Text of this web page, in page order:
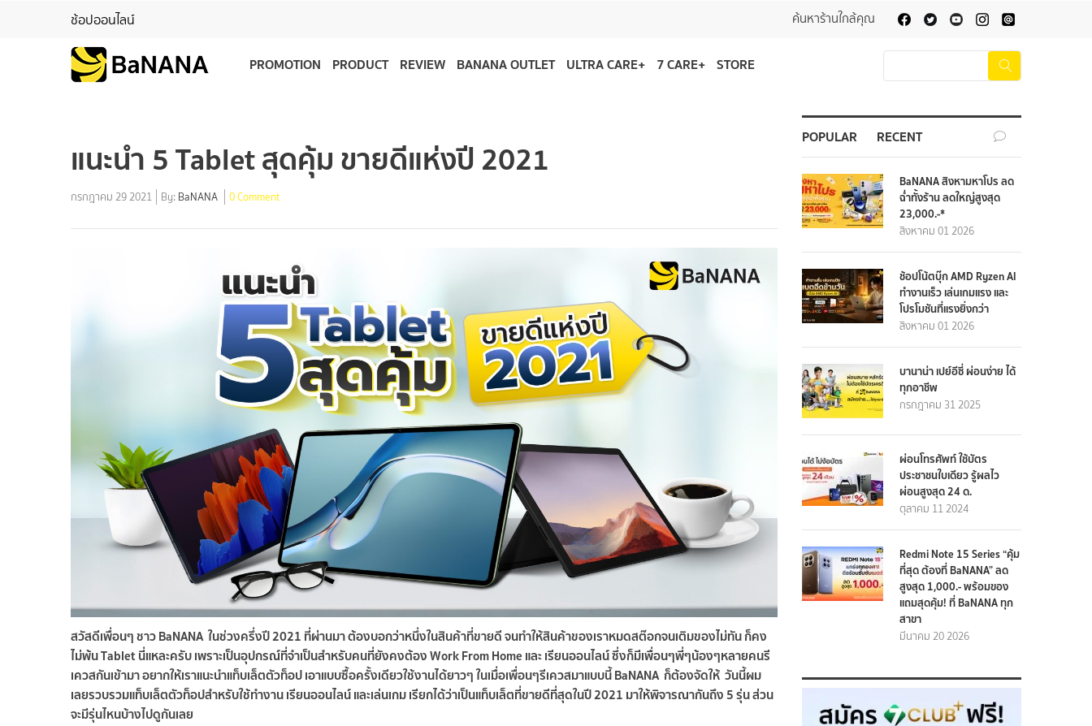
ช้อปออนไลน์ ค้นหาร้านใกล้คุณ
PROMOTION PRODUCT REVIEW BANANA OUTLET ULTRA CARE+ 7 CARE+ STORE
แนะนำ 5 Tablet สุดคุ้ม ขายดีแห่งปี 2021
กรกฎาคม 29 2021 By: BaNANA 0 Comment
สวัสดีเพื่อนๆ ชาว BaNANA ในช่วงครึ่งปี 2021 ที่ผ่านมา ต้องบอกว่าหนึ่งในสินค้าที่ขายดี จนทำให้สินค้าของเราหมดสต๊อกจนเติมของไม่ทัน ก็คง
ไม่พ้น Tablet นี่แหละครับ เพราะเป็นอุปกรณ์ที่จำเป็นสำหรับคนที่ยังคงต้อง Work From Home และ เรียนออนไลน์ ซึ่งก็มีเพื่อนๆพี่ๆน้องๆหลายคนรี
เควสกันเข้ามา อยากให้เราแนะนำแท็บเล็ตตัวท็อป เอาแบบซื้อครั้งเดียวใช้งานได้ยาวๆ ในเมื่อเพื่อนๆรีเควสมาแบบนี้ BaNANA ก็ต้องจัดให้ วันนี้ผม
เลยรวบรวมแท็บเล็ตตัวท็อปสำหรับใช้ทำงาน เรียนออนไลน์ และเล่นเกม เรียกได้ว่าเป็นแท็บเล็ตที่ขายดีที่สุดในปี 2021 มาให้พิจารณากันถึง 5 รุ่น ส่วน
จะมีรุ่นไหนบ้างไปดูกันเลย
POPULAR RECENT
BaNANA สิงหามหาโปร ลด
ฉ่ำทั้งร้าน ลดใหญ่สูงสุด
23,000.-*
สิงหาคม 01 2026
ช้อปโน้ตบุ๊ก AMD Ryzen AI
ทำงานเร็ว เล่นเกมแรง และ
โปรโมชันที่แรงยิ่งกว่า
สิงหาคม 01 2026
บานาน่า เปย์อีซี่ ผ่อนง่าย ได้
ทุกอาชีพ
กรกฎาคม 31 2025
ผ่อนโทรศัพท์ ใช้บัตร
ประชาชนใบเดียว รู้ผลไว
ผ่อนสูงสุด 24 ด.
ตุลาคม 11 2024
Redmi Note 15 Series “คุ้ม
ที่สุด ต้องที่ BaNANA” ลด
สูงสุด 1,000.- พร้อมของ
แถมสุดคุ้ม! ที่ BaNANA ทุก
สาขา
มีนาคม 20 2026